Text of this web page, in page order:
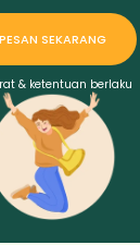
PESAN SEKARANG
& ketentuan berlaku